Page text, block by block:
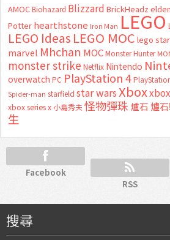
AMOC Biohazard Blizzard BrickHeadz
Potter hearthstone Iron Man LEGO
LEGO Ideas LEGO MOC lego
marvel Mhchan MOC Monster Hunter
monster strike Netflix Nintendo
overwatch PC PlayStation 4
Spider-man starfield star wars Xbox
xbox series x 小島秀夫怪物彈珠 爐石 爐
生
Facebook
RSS
搜尋